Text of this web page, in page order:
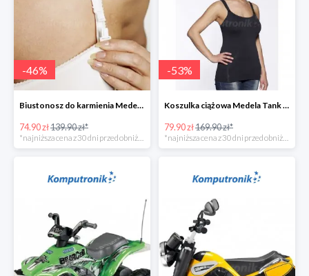
-46%
Biustonosz do karmienia Medela EVA w super cenie
74.90 zł139.90 zł*
*najniższa cena z 30 dni przed obniżką
-53%
Koszulka ciążowa Medela Tank Top w super cenie
79.90 zł169.90 zł*
*najniższa cena z 30 dni przed obniżką